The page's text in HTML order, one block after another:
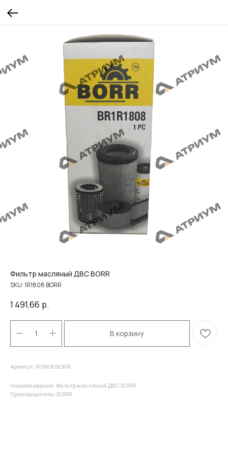
Фильтр масляный ДВС BORR
SKU:1R1808 BORR
1 491,66 р.
В корзину
Артикул: 1R1808 BORR
Наименование: Фильтр масляный ДВС BORR
Производитель: BORR